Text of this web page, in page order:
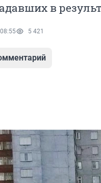
в
5 421